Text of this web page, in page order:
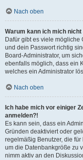
Nach oben
Warum kann ich mich nicht
Dafür gibt es viele mögliche
und dein Passwort richtig
Board-Administrator, um
ebenfalls möglich, dass ein
welches ein Administrator
Nach oben
Ich habe mich vor einiger
anmelden?!
Es kann sein, dass ein
Gründen deaktiviert oder
regelmäßig Benutzer, die
um die Datenbankgröße zu
nimm aktiv an den